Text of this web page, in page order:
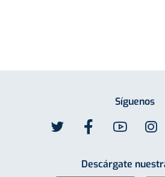
Síguenos
Descárgate